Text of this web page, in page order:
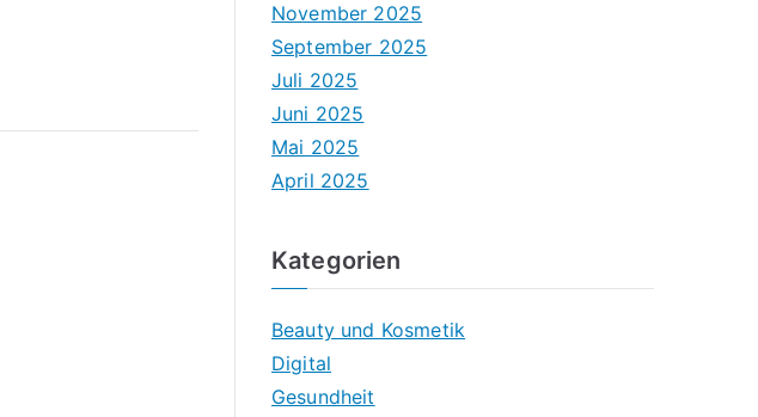
November 2025
September 2025
Juli 2025
Juni 2025
Mai 2025
April 2025
Kategorien
Beauty und Kosmetik
Digital
Gesundheit